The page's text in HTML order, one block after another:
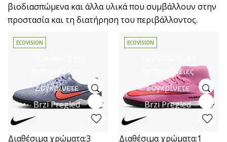
βιοδιασπώμενα και άλλα υλικά που συμβάλλουν στην
προστασία και τη διατήρηση του περιβάλλοντος.
λεπτομέρειες
Συγκρίνετε
Brzi Pregled
ECOVISION
Διαθέσιμα χρώματα:3
λεπτομέρειες
Συγκρίνετε
Brzi Pregled
ECOVISION
Διαθέσιμα χρώματα:1